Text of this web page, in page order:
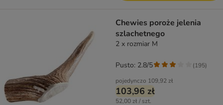
Chewies poroże jelenia
szlachetnego
2 x rozmiar M
pojedynczo 109,92 zł
103,96 zł
52,00 zł / szt.
Pusto: 2.8/5 (195)